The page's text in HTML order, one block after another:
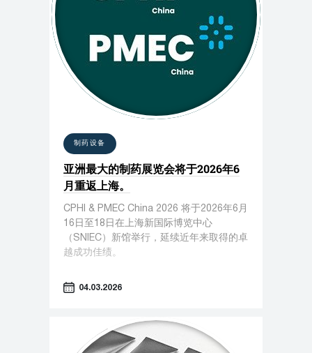
制药设备
亚洲最大的制药展览会将于2026年6
月重返上海。
CPHI & PMEC China 2026 将于2026年6月
16日至18日在上海新国际博览中心
（SNIEC）新馆举行，延续近年来取得的卓
越成功佳绩。
04.03.2026